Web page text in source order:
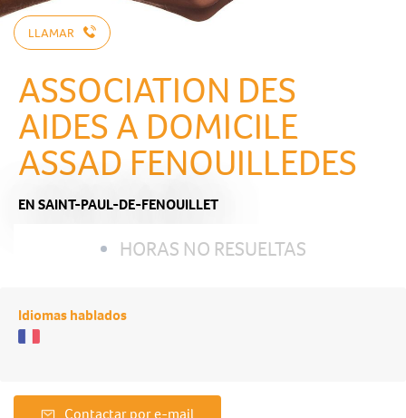
LLAMAR
ASSOCIATION DES
AIDES A DOMICILE
ASSAD FENOUILLEDES
EN SAINT-PAUL-DE-FENOUILLET
HORAS NO RESUELTAS
Idiomas hablados
Contactar por e-mail